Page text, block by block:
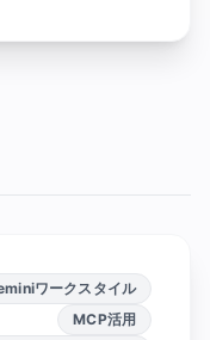
ワークスタイル
MCP活用